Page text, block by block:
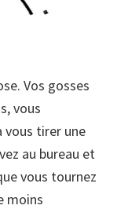
Vos gosses
vous
vous tirer une
au bureau et
vous tournez
moins